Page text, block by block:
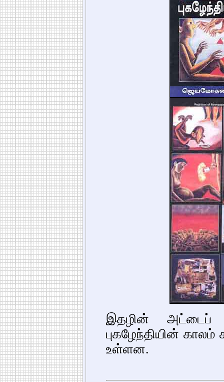
இதழின் அட்டைப்
புகழேந்தியின் காலம்
உள்ளன.